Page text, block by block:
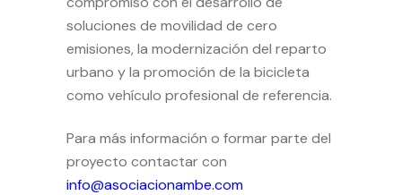
soluciones de movilidad de cero
emisiones, la modernización del reparto
urbano y la promoción de la bicicleta
como vehículo profesional de referencia.
Para más información o formar parte del
proyecto contactar con
info@asociacionambe.com